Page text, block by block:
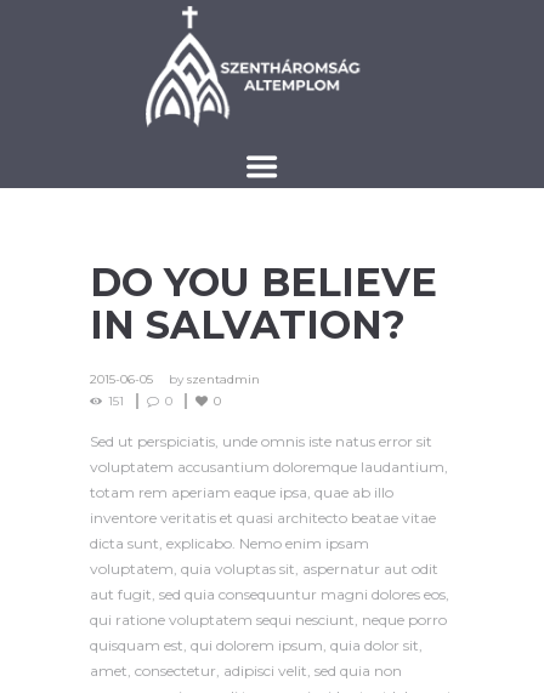
DO YOU BELIEVE
IN SALVATION?
2015-06-05 by szentadmin
151
0 0
Sed ut perspiciatis, unde omnis iste natus error sit
voluptatem accusantium doloremque laudantium,
totam rem aperiam eaque ipsa, quae ab illo
inventore veritatis et quasi architecto beatae vitae
dicta sunt, explicabo. Nemo enim ipsam
voluptatem, quia voluptas sit, aspernatur aut odit
aut fugit, sed quia consequuntur magni dolores eos,
qui ratione voluptatem sequi nesciunt, neque porro
quisquam est, qui dolorem ipsum, quia dolor sit,
amet, consectetur, adipisci velit, sed quia non